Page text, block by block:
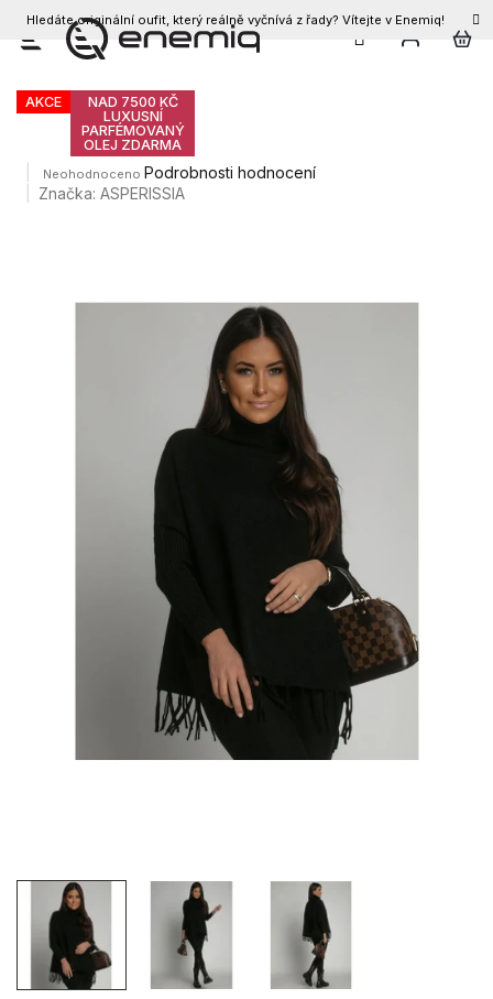
Přejít
Hledáte originální oufit, který reálně vyčnívá z řady? Vítejte v Enemiq!
CZK
Dámský svetr INOKU
AKCE
NAD 7500 KČ
LUXUSNÍ
PARFÉMOVANÝ
OLEJ ZDARMA
Průměrné
hodnocení
Neohodnoceno Podrobnosti hodnocení
Značka:ASPERISSIA